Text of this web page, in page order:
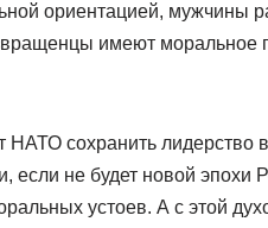
ориентацией, мужчины
имеют
сохранить лидерство
если не будет новой
устоев. А с этой